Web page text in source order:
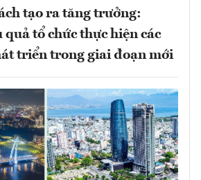
tạo ra tăng trưởng:
quả tổ chức thực hiện các
triển trong giai đoạn mới